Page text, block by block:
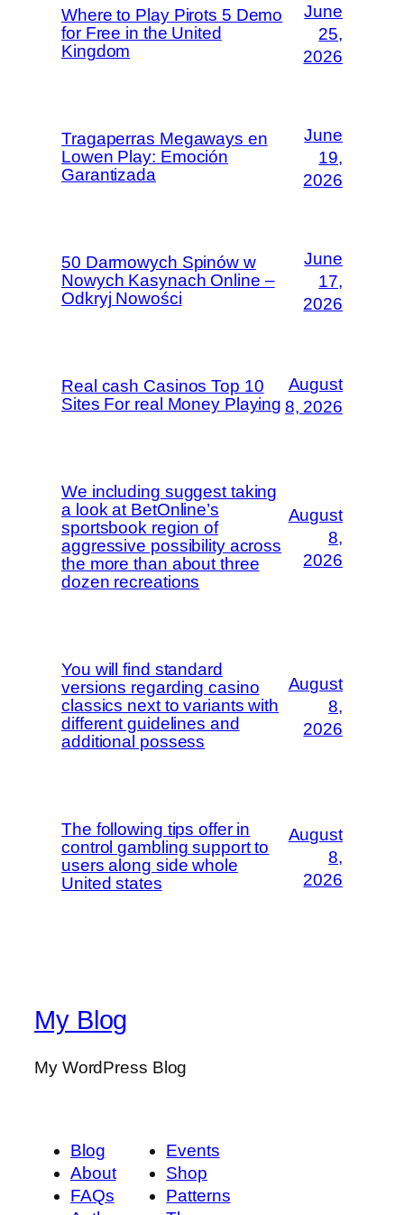
Where to Play Pirots 5 Demo
for Free in the United
Kingdom
June
25,
2026
Tragaperras Megaways en
Lowen Play: Emoción
Garantizada
June
19,
2026
50 Darmowych Spinów w
Nowych Kasynach Online –
Odkryj Nowości
June
17,
2026
Real cash Casinos Top 10
Sites For real Money Playing
August
8, 2026
We including suggest taking
a look at BetOnline’s
sportsbook region of
aggressive possibility across
the more than about three
dozen recreations
August
8,
2026
You will find standard
versions regarding casino
classics next to variants with
different guidelines and
additional possess
August
8,
2026
The following tips offer in
control gambling support to
users along side whole
United states
August
8,
2026
My Blog
My WordPress Blog
Blog
About
FAQs
Events
Shop
Patterns